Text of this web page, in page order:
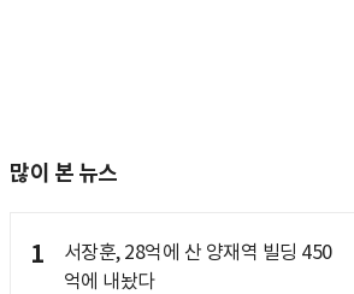
많이 본 뉴스
1
서장훈, 28억에 산 양재역 빌딩 450
억에 내놨다